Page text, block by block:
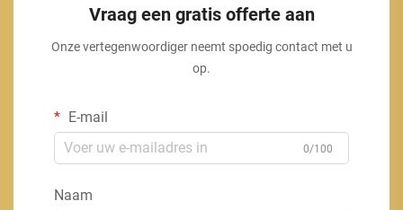
Vraag een gratis offerte aan
Onze vertegenwoordiger neemt spoedig contact met u
op.
E-mail
0/100
Naam